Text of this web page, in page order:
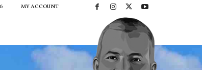
MY ACCOUNT